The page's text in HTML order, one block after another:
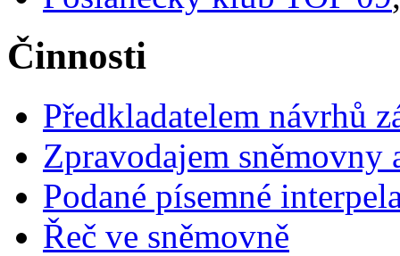
Činnosti
Předkladatelem návrhů
Zpravodajem
Podané písemné
Řeč ve sněmovně